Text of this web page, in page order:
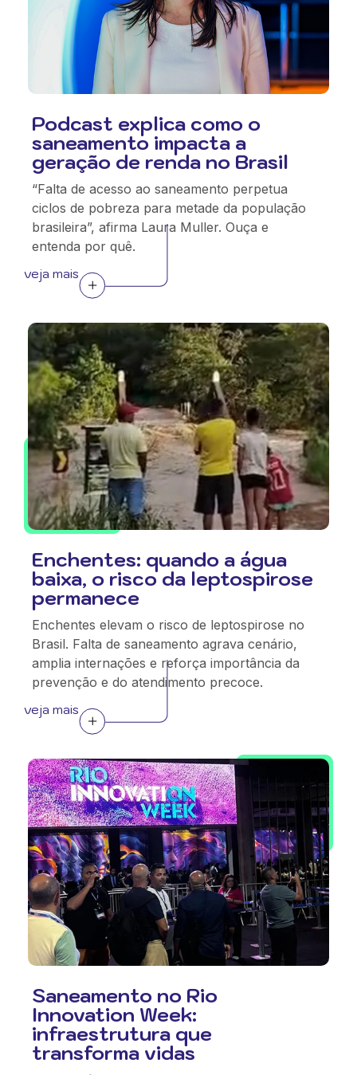
Podcast explica como o
saneamento impacta a
geração de renda no Brasil
“Falta de acesso ao saneamento perpetua
ciclos de pobreza para metade da população
brasileira”, afirma Laura Muller. Ouça e
entenda por quê.
veja mais
Enchentes: quando a água
baixa, o risco da leptospirose
permanece
Enchentes elevam o risco de leptospirose no
Brasil. Falta de saneamento agrava cenário,
amplia internações e reforça importância da
prevenção e do atendimento precoce.
veja mais
Saneamento no Rio
Innovation Week:
infraestrutura que
transforma vidas